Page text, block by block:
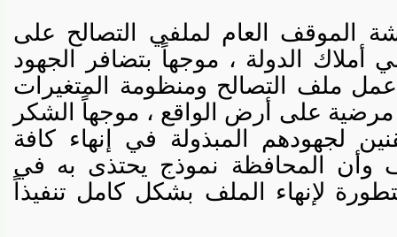
الموقف العام لملفي التصالح على
الدولة ، موجهاً بتضافر الجهود
ملف التصالح ومنظومة المتغيرات
على أرض الواقع ، موجهاً الشكر
لجهودهم المبذولة في إنهاء كافة
المحافظة نموذج يحتذى به في
لإنهاء الملف بشكل كامل تنفيذاً